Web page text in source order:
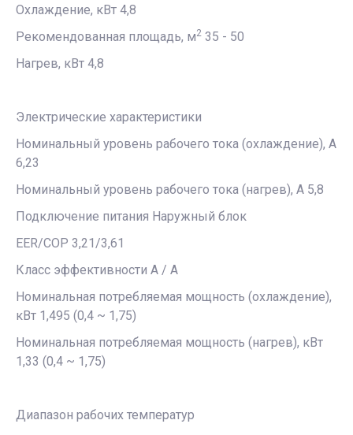
Охлаждение, кВт 4,8
Рекомендованная площадь, м2 35 - 50
Нагрев, кВт 4,8
Электрические характеристики
Номинальный уровень рабочего тока (охлаждение), А
6,23
Номинальный уровень рабочего тока (нагрев), А 5,8
Подключение питания Наружный блок
EER/COP 3,21/3,61
Класс эффективности A / A
Номинальная потребляемая мощность (охлаждение),
кВт 1,495 (0,4 ~ 1,75)
Номинальная потребляемая мощность (нагрев), кВт
1,33 (0,4 ~ 1,75)
Диапазон рабочих температур